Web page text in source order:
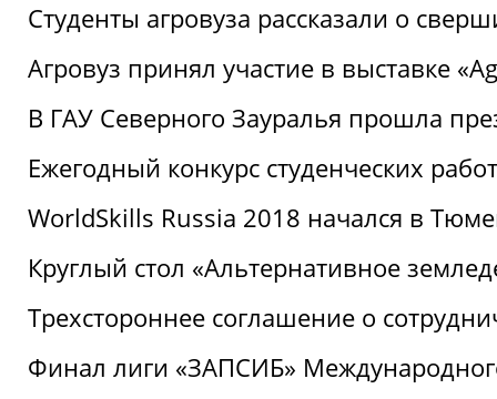
Студенты агровуза рассказали о
Агровуз принял участие в выставке
В ГАУ Северного Зауралья прошла
Ежегодный конкурс студенческих
WorldSkills Russia 2018 начался в
Круглый стол «Альтернативное
Трехстороннее соглашение о
Финал лиги «ЗАПСИБ»